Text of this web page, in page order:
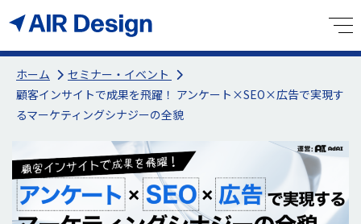
ホーム
セミナー・イベント
顧客インサイトで成果を飛躍！ アンケート×SEO×広告で実現す
るマーケティングシナジーの全貌